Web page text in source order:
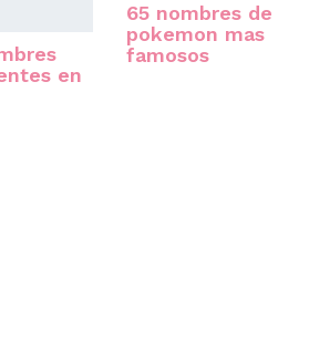
en
65 nombres de
pokemon mas
famosos